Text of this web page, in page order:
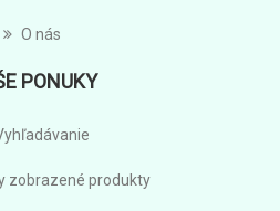
O nás
PONUKY
zobrazené produkty